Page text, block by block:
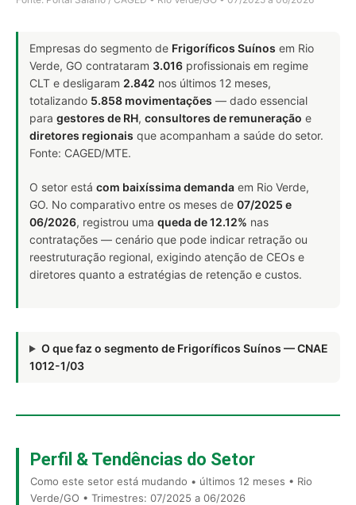
Empresas do segmento de Frigoríficos Suínos em Rio
Verde, GO contrataram 3.016 profissionais em regime
CLT e desligaram 2.842 nos últimos 12 meses,
totalizando 5.858 movimentações — dado essencial
para gestores de RH, consultores de remuneração e
diretores regionais que acompanham a saúde do setor.
Fonte: CAGED/MTE.
O setor está com baixíssima demanda em Rio Verde,
GO. No comparativo entre os meses de 07/2025 e
06/2026, registrou uma queda de 12.12% nas
contratações — cenário que pode indicar retração ou
reestruturação regional, exigindo atenção de CEOs e
diretores quanto a estratégias de retenção e custos.
O que faz o segmento de Frigoríficos Suínos — CNAE
1012-1/03
Perfil & Tendências do Setor
Como este setor está mudando • últimos 12 meses • Rio
Verde/GO • Trimestres: 07/2025 a 06/2026